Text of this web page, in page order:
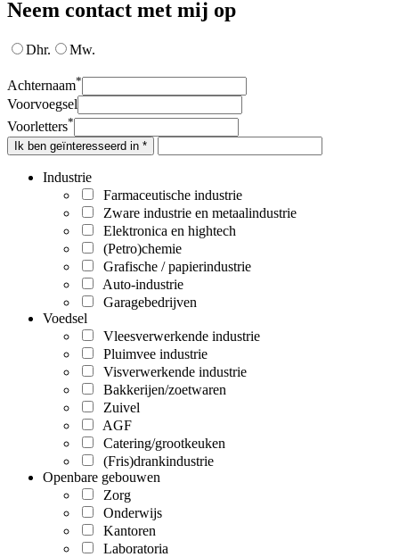
Neem contact met mij op
Dhr. Mw.
Achternaam*
Voorvoegsel
Voorletters*
Ik ben geïnteresseerd in *
Industrie
Farmaceutische industrie
Zware industrie en metaalindustrie
Elektronica en hightech
(Petro)chemie
Grafische / papierindustrie
Auto-industrie
Garagebedrijven
Voedsel
Vleesverwerkende industrie
Pluimvee industrie
Visverwerkende industrie
Bakkerijen/zoetwaren
Zuivel
AGF
Catering/grootkeuken
(Fris)drankindustrie
Openbare gebouwen
Zorg
Onderwijs
Kantoren
Laboratoria